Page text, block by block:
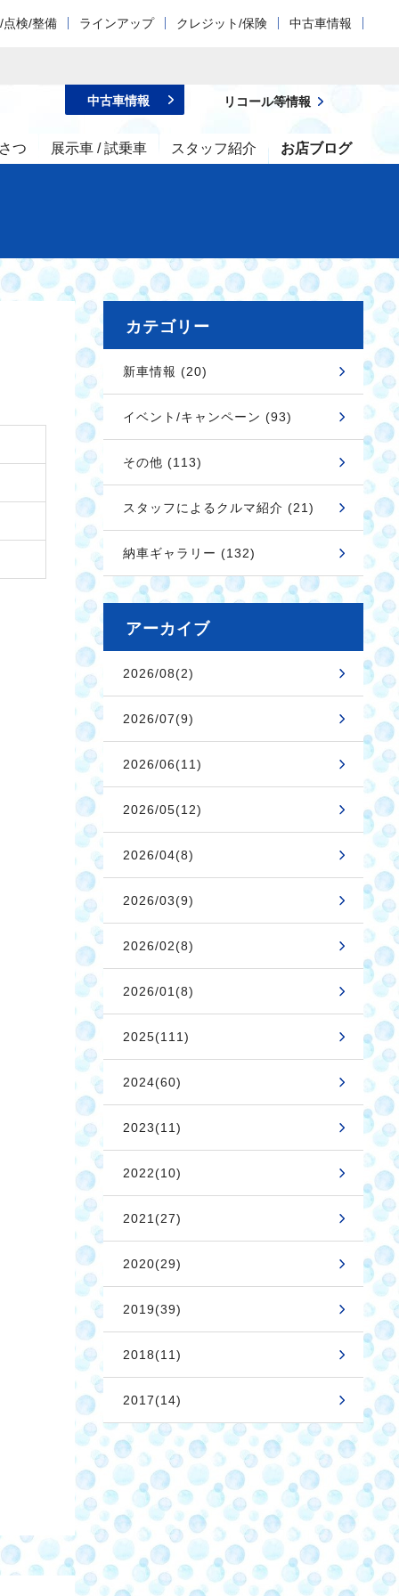
点検/整備 ラインアップ クレジット/保険 中古車情報
つ 展示車 / 試乗車 スタッフ紹介 お店ブログ
中古車情報 リコール等情報
カテゴリー
新車情報 (20)
イベント/キャンペーン (93)
その他 (113)
スタッフによるクルマ紹介 (21)
納車ギャラリー (132)
アーカイブ
2026/08(2)
2026/07(9)
2026/06(11)
2026/05(12)
2026/04(8)
2026/03(9)
2026/02(8)
2026/01(8)
2025(111)
2024(60)
2023(11)
2022(10)
2021(27)
2020(29)
2019(39)
2018(11)
2017(14)